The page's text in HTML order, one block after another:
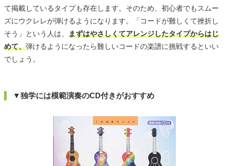
て掲載しているタイプも存在します。そのため、初心者でもスムー
ズにウクレレが弾けるようになります。「コードが難しくて挫折し
そう」という人は、 まずはやさしくてアレンジしたタイプからはじ
めて、弾けるようになったら難しいコードの楽譜に挑戦するといい
でしょう。
▼独学には模範演奏のCD付きがおすすめ